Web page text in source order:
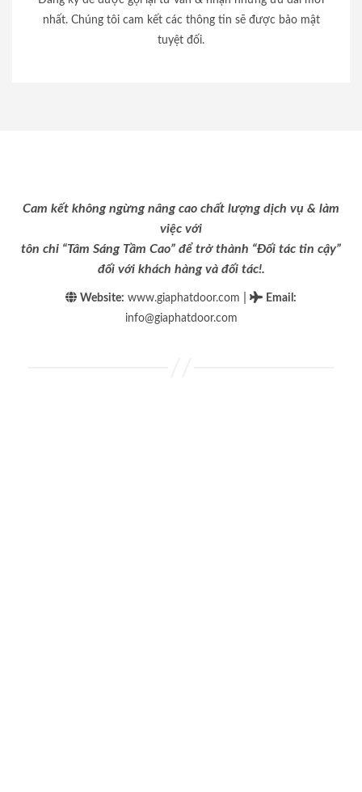
nhất. Chúng tôi cam kết các thông tin sẽ được bảo mật
tuyệt đối.
Cam kết không ngừng nâng cao chất lượng dịch vụ & làm
việc với
tôn chỉ “Tâm Sáng Tầm Cao” để trở thành “Đối tác tin cậy”
đối với khách hàng và đối tác!.
Website: www.giaphatdoor.com Email :
info@giaphatdoor.com